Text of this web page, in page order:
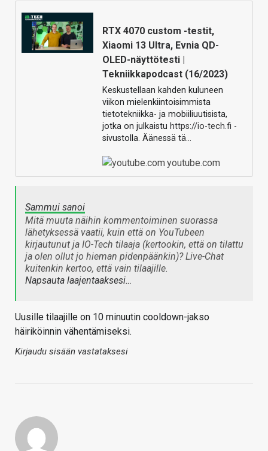
RTX 4070 custom -testit,
Xiaomi 13 Ultra, Evnia QD-
OLED-näyttötesti |
Tekniikkapodcast (16/2023)
Keskustellaan kahden kuluneen
viikon mielenkiintoisimmista
tietotekniikka- ja mobiiliuutisista,
jotka on julkaistu https://io-tech.fi -
sivustolla. Äänessä tä…
youtube.com
Sammui sanoi
Mitä muuta näihin kommentoiminen suorassa
lähetyksessä vaatii, kuin että on YouTubeen
kirjautunut ja IO-Tech tilaaja (kertookin, että on tilattu
ja olen ollut jo hieman pidenpäänkin)? Live-Chat
kuitenkin kertoo, että vain tilaajille.
Napsauta laajentaaksesi…
Uusille tilaajille on 10 minuutin cooldown-jakso
häiriköinnin vähentämiseksi.
Kirjaudu sisään vastataksesi